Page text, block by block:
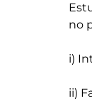
no
i)
ii)